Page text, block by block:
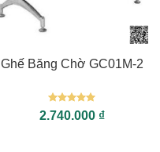
Ghế Băng Chờ GC01M-2
Được xếp
hạng55
2.740.000 ₫